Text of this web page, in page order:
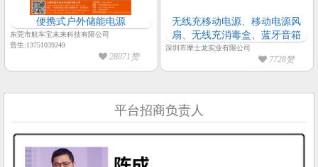
便携式户外储能电源
东莞市航车宝末来科技有限公司
曾生:13751039249
28071赞
无线充移动电源、移动电源风
扇、无线充消毒盒、蓝牙音箱
深圳市摩士龙实业有限公司
7728赞
平台招商负责人